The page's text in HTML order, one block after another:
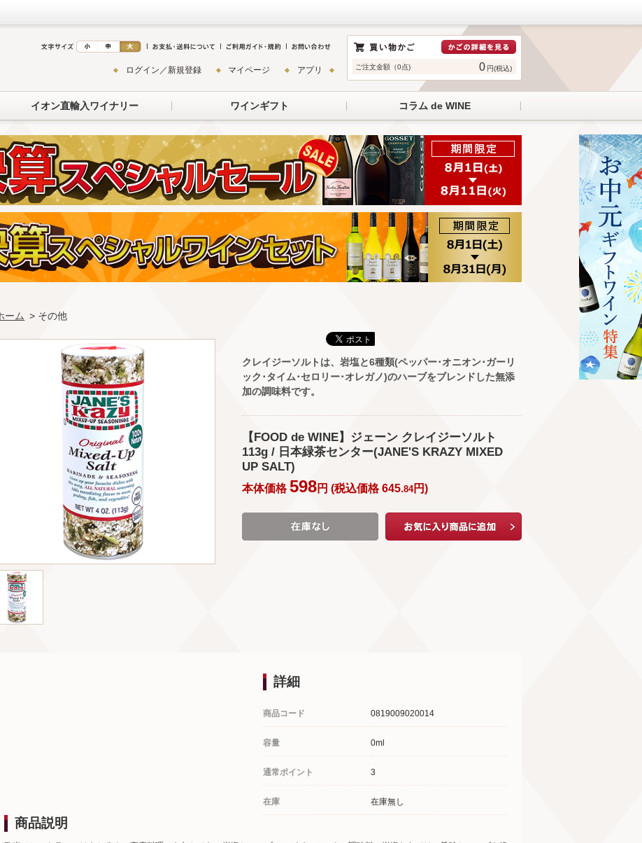
ご注文金額（0点) 0 円(税込)
ログイン／新規登録 マイページ アプリ
イオン直輸入ワイナリー ワインギフト コラム de WINE
ーム > その他
クレイジーソルトは、岩塩と6種類(ペッパー･オニオン･ガーリ
ック･タイム･セロリー･オレガノ)のハーブをブレンドした無添
加の調味料です。
【FOOD de WINE】ジェーン クレイジーソルト
113g / 日本緑茶センター(JANE'S KRAZY MIXED
UP SALT)
本体価格598円 (税込価格645.84円)
詳細
商品コード 0819009020014
容量 0ml
通常ポイント 3
在庫 在庫無し
商品説明